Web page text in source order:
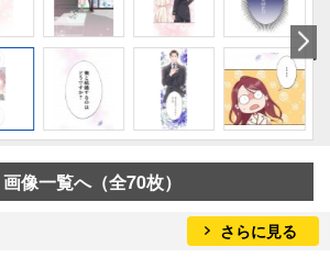
画像一覧へ（全70枚）
さらに見る